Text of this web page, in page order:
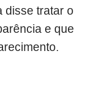
disse tratar o
e que